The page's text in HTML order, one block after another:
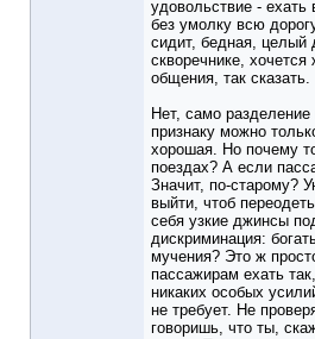
удовольствие -
без умолку всю
сидит, бедная, целый
скворечнике,
общения, так сказать.
Нет, само разделение
признаку можно
хорошая. Но почему
поездах? А если
Значит, по-старому?
выйти, чтоб
себя узкие джинсы
дискриминация:
мучения? Это ж
пассажирам ехать
никаких особых
не требует. Не
говоришь, что ты,